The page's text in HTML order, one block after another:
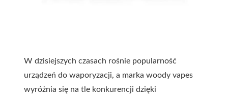
W dzisiejszych czasach rośnie popularność
urządzeń do waporyzacji, a marka woody vapes
wyróżnia się na tle konkurencji dzięki